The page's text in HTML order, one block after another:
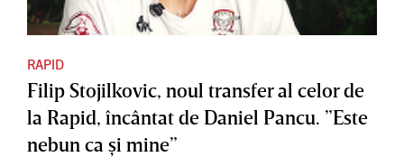
RAPID
Filip Stojilkovic, noul transfer al celor de
la Rapid, încântat de Daniel Pancu. ”Este
nebun ca şi mine”